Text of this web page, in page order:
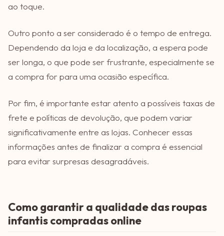
ao toque.
Outro ponto a ser considerado é o tempo de entrega.
Dependendo da loja e da localização, a espera pode
ser longa, o que pode ser frustrante, especialmente se
a compra for para uma ocasião específica.
Por fim, é importante estar atento a possíveis taxas de
frete e políticas de devolução, que podem variar
significativamente entre as lojas. Conhecer essas
informações antes de finalizar a compra é essencial
para evitar surpresas desagradáveis.
Como garantir a qualidade das roupas
infantis compradas online